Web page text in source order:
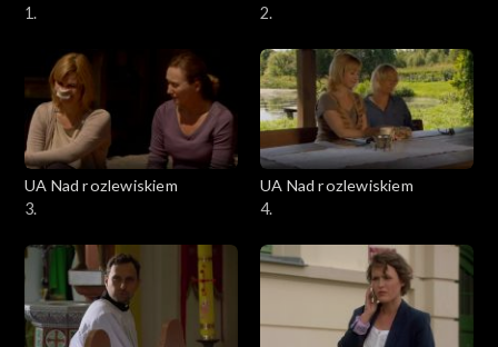
1.
2.
UA Nad rozlewiskiem
3.
UA Nad rozlewiskiem
4.